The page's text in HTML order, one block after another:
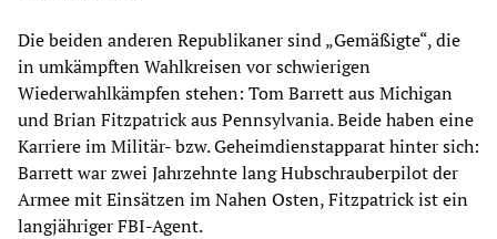
Die beiden anderen Republikaner sind „Gemäßigte“, die
in umkämpften Wahlkreisen vor schwierigen
Wiederwahlkämpfen stehen: Tom Barrett aus Michigan
und Brian Fitzpatrick aus Pennsylvania. Beide haben eine
Karriere im Militär- bzw. Geheimdienstapparat hinter sich:
Barrett war zwei Jahrzehnte lang Hubschrauberpilot der
Armee mit Einsätzen im Nahen Osten, Fitzpatrick ist ein
langjähriger FBI-Agent.